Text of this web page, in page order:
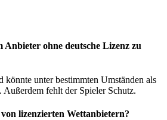
Anbieter ohne deutsche Lizenz zu
könnte unter bestimmten Umständen als
Außerdem fehlt der Spieler Schutz.
lizenzierten Wettanbietern?